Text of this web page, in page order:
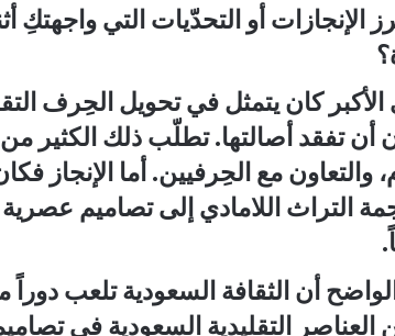
الإنجازات أو التحدّيات التي
الأكبر كان يتمثل في تحويل الحِرف
تفقد أصالتها. تطلّب ذلك الكثير
والتعاون مع الحِرفيين. أما الإنجاز
التراث اللامادي إلى تصاميم
أن الثقافة السعودية تلعب دوراً
العناصر التقليدية السعودية في